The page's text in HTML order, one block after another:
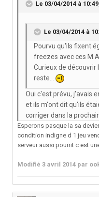
Le 03/04/2014 à
Le 03/04/2014 à
Pourvu qu'ils fixent
freezes avec ces
Curieux de découvrir
reste...
Oui c'est prévu, j'avais
et ils m'ont dit qu'ils
corriger dans la
Esperons pasque la sa
condition indigne d 1 jeu
serveur aussi pourrit c est
Modifié 3 avril 2014 par